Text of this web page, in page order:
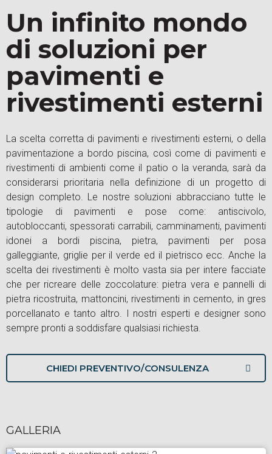
Un infinito mondo
di soluzioni per
pavimenti e
rivestimenti esterni
La scelta corretta di pavimenti e rivestimenti esterni, o della
pavimentazione a bordo piscina, così come di pavimenti e
rivestimenti di ambienti come il patio o la veranda, sarà da
considerarsi prioritaria nella definizione di un progetto di
design completo. Le nostre soluzioni abbracciano tutte le
tipologie di pavimenti e pose come: antiscivolo,
autobloccanti, spessorati carrabili, camminamenti, pavimenti
idonei a bordi piscina, pietra, pavimenti per posa
galleggiante, griglie per il verde ed il pietrisco ecc. Anche la
scelta dei rivestimenti è molto vasta sia per intere facciate
che per ricreare delle zoccolature: pietra vera e pannelli di
pietra ricostruita, mattoncini, rivestimenti in cemento, in gres
porcellanato e tanto altro. I nostri esperti e designer sono
sempre pronti a soddisfare qualsiasi richiesta.
CHIEDI PREVENTIVO/CONSULENZA
GALLERIA